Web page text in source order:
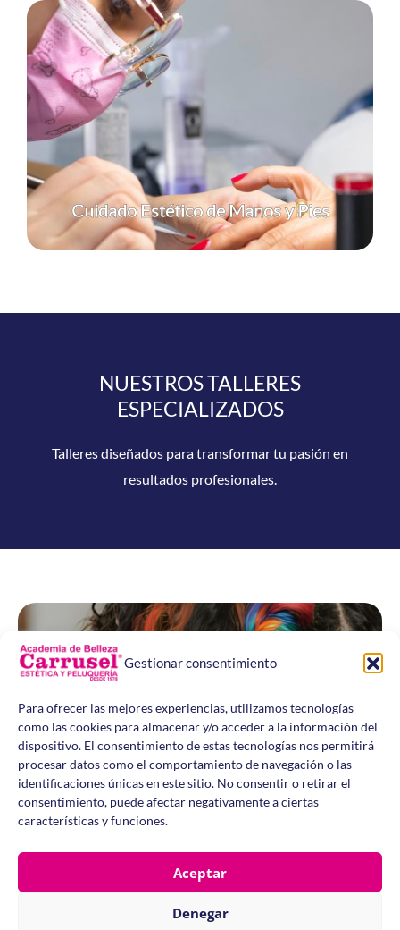
Gestionar consentimiento
Para ofrecer las mejores experiencias, utilizamos tecnologías
como las cookies para almacenar y/o acceder a la información del
dispositivo. El consentimiento de estas tecnologías nos permitirá
procesar datos como el comportamiento de navegación o las
identificaciones únicas en este sitio. No consentir o retirar el
consentimiento, puede afectar negativamente a ciertas
características y funciones.
Aceptar
Denegar
Cuidado Estético de Manos y Pies
Perfección en cada detalle, manos y pies que
transmiten belleza y confianza.
Ver programa
NUESTROS TALLERES
ESPECIALIZADOS
Talleres diseñados para transformar tu pasión en
resultados profesionales.
Trenzados Africanos
Domina estilos únicos y culturales que destacan por su
creatividad y originalidad.
Ver taller